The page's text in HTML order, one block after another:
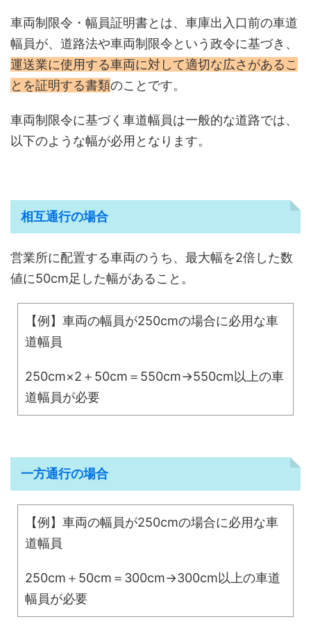
車両制限令・幅員証明書とは、車庫出入口前の車道
幅員が、道路法や車両制限令という政令に基づき、
運送業に使用する車両に対して適切な広さがあるこ
とを証明する書類のことです。
車両制限令に基づく車道幅員は一般的な道路では、
以下のような幅が必用となります。
相互通行の場合
営業所に配置する車両のうち、最大幅を2倍した数
値に50cm足した幅があること。
【例】車両の幅員が250cmの場合に必用な車
道幅員
250cm×2＋50cm＝550cm→550cm以上の車
道幅員が必要
一方通行の場合
【例】車両の幅員が250cmの場合に必用な車
道幅員
250cm＋50cm＝300cm→300cm以上の車道
幅員が必要